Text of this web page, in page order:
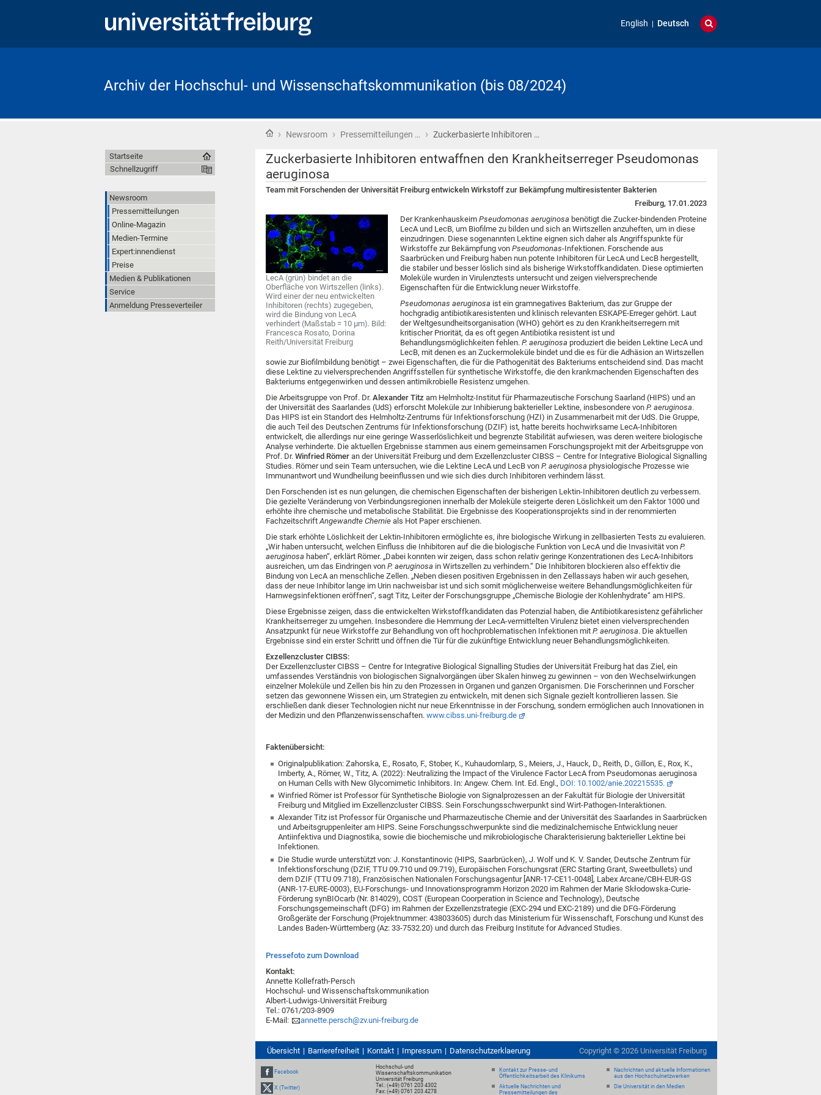
English Deutsch
Archiv der Hochschul- und Wissenschaftskommunikation (bis 08/2024)
Startseite
› Newsroom › Pressemitteilungen … › Zuckerbasierte Inhibitoren …
Zuckerbasierte Inhibitoren entwaffnen den Krankheitserreger Pseudomonas
aeruginosa
Team mit Forschenden der Universität Freiburg entwickeln Wirkstoff zur Bekämpfung multiresistenter Bakterien
Freiburg, 17.01.2023
LecA (grün) bindet an die
Oberfläche von Wirtszellen (links).
Wird einer der neu entwickelten
Inhibitoren (rechts) zugegeben,
wird die Bindung von LecA
verhindert (Maßstab = 10 μm). Bild:
Francesca Rosato, Dorina
Reith/Universität Freiburg
Der Krankenhauskeim Pseudomonas aeruginosa benötigt die Zucker-bindenden Proteine
LecA und LecB, um Biofilme zu bilden und sich an Wirtszellen anzuheften, um in diese
einzudringen. Diese sogenannten Lektine eignen sich daher als Angriffspunkte für
Wirkstoffe zur Bekämpfung von Pseudomonas-Infektionen. Forschende aus
Saarbrücken und Freiburg haben nun potente Inhibitoren für LecA und LecB hergestellt,
die stabiler und besser löslich sind als bisherige Wirkstoffkandidaten. Diese optimierten
Moleküle wurden in Virulenztests untersucht und zeigen vielversprechende
Eigenschaften für die Entwicklung neuer Wirkstoffe.
Pseudomonas aeruginosa ist ein gramnegatives Bakterium, das zur Gruppe der
hochgradig antibiotikaresistenten und klinisch relevanten ESKAPE-Erreger gehört. Laut
der Weltgesundheitsorganisation (WHO) gehört es zu den Krankheitserregern mit
kritischer Priorität, da es oft gegen Antibiotika resistent ist und
Behandlungsmöglichkeiten fehlen. P. aeruginosa produziert die beiden Lektine LecA und
LecB, mit denen es an Zuckermoleküle bindet und die es für die Adhäsion an Wirtszellen
sowie zur Biofilmbildung benötigt – zwei Eigenschaften, die für die Pathogenität des Bakteriums entscheidend sind. Das macht
diese Lektine zu vielversprechenden Angriffsstellen für synthetische Wirkstoffe, die den krankmachenden Eigenschaften des
Bakteriums entgegenwirken und dessen antimikrobielle Resistenz umgehen.
Die Arbeitsgruppe von Prof. Dr. Alexander Titz am Helmholtz-Institut für Pharmazeutische Forschung Saarland (HIPS) und an
der Universität des Saarlandes (UdS) erforscht Moleküle zur Inhibierung bakterieller Lektine, insbesondere von P. aeruginosa.
Das HIPS ist ein Standort des Helmholtz-Zentrums für Infektionsforschung (HZI) in Zusammenarbeit mit der UdS. Die Gruppe,
die auch Teil des Deutschen Zentrums für Infektionsforschung (DZIF) ist, hatte bereits hochwirksame LecA-Inhibitoren
entwickelt, die allerdings nur eine geringe Wasserlöslichkeit und begrenzte Stabilität aufwiesen, was deren weitere biologische
Analyse verhinderte. Die aktuellen Ergebnisse stammen aus einem gemeinsamen Forschungsprojekt mit der Arbeitsgruppe von
Prof. Dr. Winfried Römer an der Universität Freiburg und dem Exzellenzcluster CIBSS – Centre for Integrative Biological Signalling
Studies. Römer und sein Team untersuchen, wie die Lektine LecA und LecB von P. aeruginosa physiologische Prozesse wie
Immunantwort und Wundheilung beeinflussen und wie sich dies durch Inhibitoren verhindern lässt.
Den Forschenden ist es nun gelungen, die chemischen Eigenschaften der bisherigen Lektin-Inhibitoren deutlich zu verbessern.
Die gezielte Veränderung von Verbindungsregionen innerhalb der Moleküle steigerte deren Löslichkeit um den Faktor 1000 und
erhöhte ihre chemische und metabolische Stabilität. Die Ergebnisse des Kooperationsprojekts sind in der renommierten
Fachzeitschrift Angewandte Chemie als Hot Paper erschienen.
Die stark erhöhte Löslichkeit der Lektin-Inhibitoren ermöglichte es, ihre biologische Wirkung in zellbasierten Tests zu evaluieren.
„Wir haben untersucht, welchen Einfluss die Inhibitoren auf die die biologische Funktion von LecA und die Invasivität von P.
aeruginosa haben“, erklärt Römer. „Dabei konnten wir zeigen, dass schon relativ geringe Konzentrationen des LecA-Inhibitors
ausreichen, um das Eindringen von P. aeruginosa in Wirtszellen zu verhindern.“ Die Inhibitoren blockieren also effektiv die
Bindung von LecA an menschliche Zellen. „Neben diesen positiven Ergebnissen in den Zellassays haben wir auch gesehen,
dass der neue Inhibitor lange im Urin nachweisbar ist und sich somit möglicherweise weitere Behandlungsmöglichkeiten für
Harnwegsinfektionen eröffnen“, sagt Titz, Leiter der Forschungsgruppe „Chemische Biologie der Kohlenhydrate“ am HIPS.
Diese Ergebnisse zeigen, dass die entwickelten Wirkstoffkandidaten das Potenzial haben, die Antibiotikaresistenz gefährlicher
Krankheitserreger zu umgehen. Insbesondere die Hemmung der LecA-vermittelten Virulenz bietet einen vielversprechenden
Ansatzpunkt für neue Wirkstoffe zur Behandlung von oft hochproblematischen Infektionen mit P. aeruginosa. Die aktuellen
Ergebnisse sind ein erster Schritt und öffnen die Tür für die zukünftige Entwicklung neuer Behandlungsmöglichkeiten.
Exzellenzcluster CIBSS:
Der Exzellenzcluster CIBSS – Centre for Integrative Biological Signalling Studies der Universität Freiburg hat das Ziel, ein
umfassendes Verständnis von biologischen Signalvorgängen über Skalen hinweg zu gewinnen – von den Wechselwirkungen
einzelner Moleküle und Zellen bis hin zu den Prozessen in Organen und ganzen Organismen. Die Forscherinnen und Forscher
setzen das gewonnene Wissen ein, um Strategien zu entwickeln, mit denen sich Signale gezielt kontrollieren lassen. Sie
erschließen dank dieser Technologien nicht nur neue Erkenntnisse in der Forschung, sondern ermöglichen auch Innovationen in
der Medizin und den Pflanzenwissenschaften. www.cibss.uni-freiburg.de
Faktenübersicht:
Originalpublikation: Zahorska, E., Rosato, F., Stober, K., Kuhaudomlarp, S., Meiers, J., Hauck, D., Reith, D., Gillon, E., Rox, K.,
Imberty, A., Römer, W., Titz, A. (2022): Neutralizing the Impact of the Virulence Factor LecA from Pseudomonas aeruginosa
on Human Cells with New Glycomimetic Inhibitors. In: Angew. Chem. Int. Ed. Engl., DOI: 10.1002/anie.202215535.
Winfried Römer ist Professor für Synthetische Biologie von Signalprozessen an der Fakultät für Biologie der Universität
Freiburg und Mitglied im Exzellenzcluster CIBSS. Sein Forschungsschwerpunkt sind Wirt-Pathogen-Interaktionen.
Alexander Titz ist Professor für Organische und Pharmazeutische Chemie and der Universität des Saarlandes in Saarbrücken
und Arbeitsgruppenleiter am HIPS. Seine Forschungsschwerpunkte sind die medizinalchemische Entwicklung neuer
Antiinfektiva und Diagnostika, sowie die biochemische und mikrobiologische Charakterisierung bakterieller Lektine bei
Infektionen.
Die Studie wurde unterstützt von: J. Konstantinovic (HIPS, Saarbrücken), J. Wolf und K. V. Sander, Deutsche Zentrum für
Infektionsforschung (DZIF, TTU 09.710 und 09.719), Europäischen Forschungsrat (ERC Starting Grant, Sweetbullets) und
dem DZIF (TTU 09.718), Französischen Nationalen Forschungsagentur [ANR-17-CE11-0048], Labex Arcane/CBH-EUR-GS
(ANR-17-EURE-0003), EU-Forschungs- und Innovationsprogramm Horizon 2020 im Rahmen der Marie Skłodowska-Curie-
Förderung synBIOcarb (Nr. 814029), COST (European Coorperation in Science and Technology), Deutsche
Forschungsgemeinschaft (DFG) im Rahmen der Exzellenzstrategie (EXC-294 und EXC-2189) und die DFG-Förderung
Großgeräte der Forschung (Projektnummer: 438033605) durch das Ministerium für Wissenschaft, Forschung und Kunst des
Landes Baden-Württemberg (Az: 33-7532.20) und durch das Freiburg Institute for Advanced Studies.
Pressefoto zum Download
Kontakt:
Annette Kollefrath-Persch
Hochschul- und Wissenschaftskommunikation
Albert-Ludwigs-Universität Freiburg
Tel.: 0761/203-8909
E-Mail:
annette.persch@zv.uni-freiburg.de
Startseite
Schnellzugriff
Newsroom
Pressemitteilungen
Online-Magazin
Medien-Termine
Expert:innendienst
Preise
Medien & Publikationen
Service
Anmeldung Presseverteiler
Übersicht Barrierefreiheit Kontakt Impressum Datenschutzerklaerung Copyright © 2026 Universität Freiburg
Facebook
X (Twitter)
Hochschul- und
Wissenschaftskommunikation
Universität Freiburg
Tel.: (+49) 0761 203 4302
Fax: (+49) 0761 203 4278
Kontakt zur Presse- und
Öffentlichkeitsarbeit des Klinikums
Aktuelle Nachrichten und
Pressemitteilungen des
Nachrichten und aktuelle Informationen
aus den Hochschulnetzwerken
Die Universität in den Medien